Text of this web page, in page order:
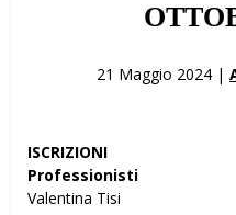
21 Maggio 2024 |
ISCRIZIONI
Professionisti
Valentina Tisi